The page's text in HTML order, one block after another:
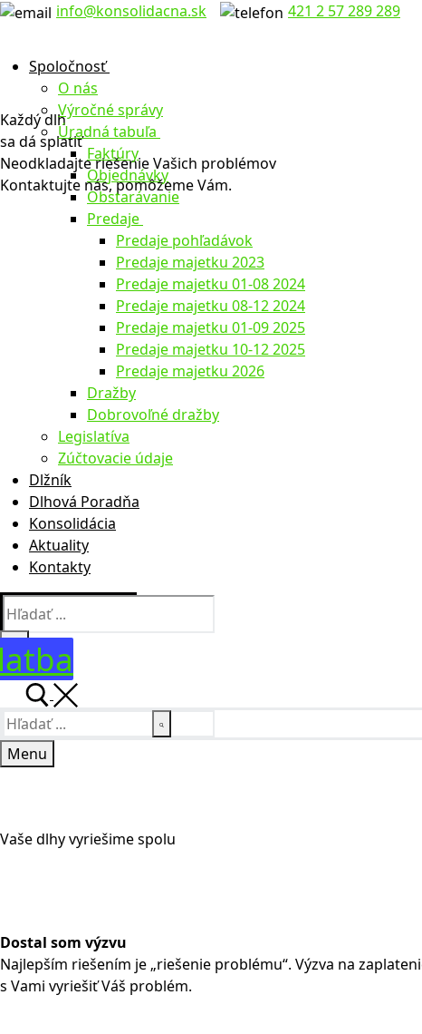
Preskočiť
Menu
Zavrieť info@konsolidacna.sk 421 2 57 289 289
Spoločnosť
O nás
Výročné správy
Úradná tabuľa
Faktúry
Objednávky
Obstarávanie
Predaje
Predaje pohľadávok
Predaje majetku 2023
Predaje majetku 01-08 2024
Predaje majetku 08-12 2024
Predaje majetku 01-09 2025
Predaje majetku 10-12 2025
Predaje majetku 2026
Dražby
Dobrovoľné dražby
Legislatíva
Zúčtovacie údaje
Dlžník
Dlhová Poradňa
Konsolidácia
Aktuality
Kontakty
Hľadať:
Hľadať:
Menu
Každý dlh
sa dá splatiť
Neodkladajte riešenie Vašich problémov
Kontaktujte nás, pomôžeme Vám.
Vaše dlhy vyriešime spolu
Dostal som výzvu
Najlepším riešením je „riešenie problému“. Výzva na
s Vami vyriešiť Váš problém.